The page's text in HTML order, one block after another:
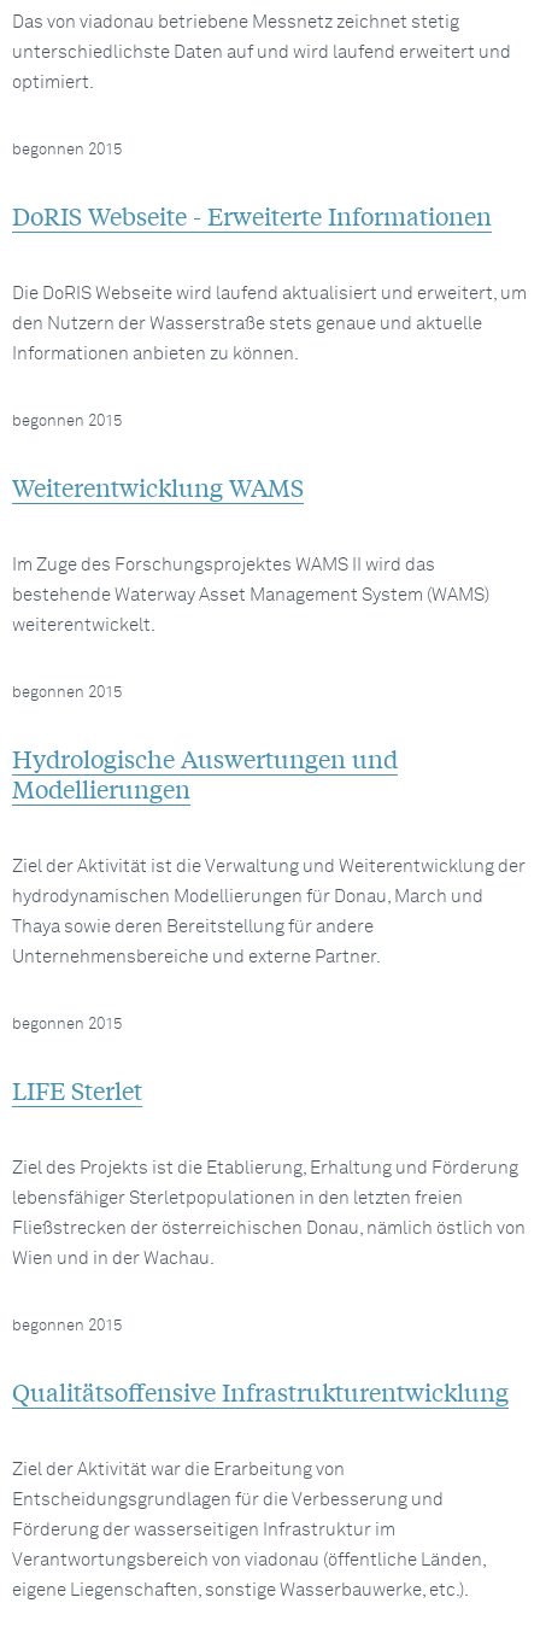
Das von viadonau betriebene Messnetz zeichnet stetig
unterschiedlichste Daten auf und wird laufend erweitert und
optimiert.
DoRIS Webseite - Erweiterte Informationen
begonnen 2015
Die DoRIS Webseite wird laufend aktualisiert und erweitert, um
den Nutzern der Wasserstraße stets genaue und aktuelle
Informationen anbieten zu können.
Weiterentwicklung WAMS
begonnen 2015
Im Zuge des Forschungsprojektes WAMS II wird das
bestehende Waterway Asset Management System (WAMS)
weiterentwickelt.
Hydrologische Auswertungen und
Modellierungen
begonnen 2015
Ziel der Aktivität ist die Verwaltung und Weiterentwicklung der
hydrodynamischen Modellierungen für Donau, March und
Thaya sowie deren Bereitstellung für andere
Unternehmensbereiche und externe Partner.
LIFE Sterlet
begonnen 2015
Ziel des Projekts ist die Etablierung, Erhaltung und Förderung
lebensfähiger Sterletpopulationen in den letzten freien
Fließstrecken der österreichischen Donau, nämlich östlich von
Wien und in der Wachau.
Qualitätsoffensive Infrastrukturentwicklung
begonnen 2015
Ziel der Aktivität war die Erarbeitung von
Entscheidungsgrundlagen für die Verbesserung und
Förderung der wasserseitigen Infrastruktur im
Verantwortungsbereich von viadonau (öffentliche Länden,
eigene Liegenschaften, sonstige Wasserbauwerke, etc.).